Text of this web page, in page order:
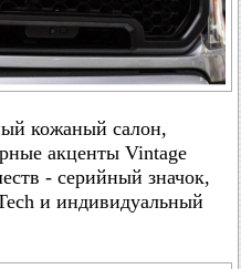
кожаный салон,
акценты Vintage
- серийный значок,
и индивидуальный